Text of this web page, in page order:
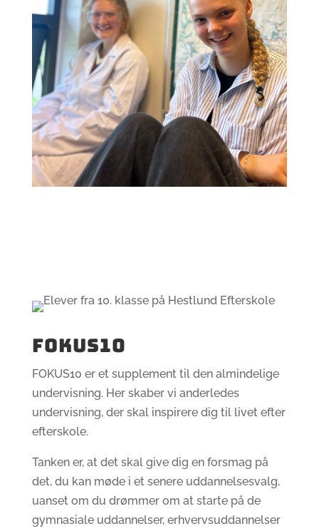
FOKUS10
FOKUS10 er et supplement til den almindelige
undervisning. Her skaber vi anderledes
undervisning, der skal inspirere dig til livet efter
efterskole.
Tanken er, at det skal give dig en forsmag på
det, du kan møde i et senere uddannelsesvalg,
uanset om du drømmer om at starte på de
gymnasiale uddannelser, erhvervsuddannelser